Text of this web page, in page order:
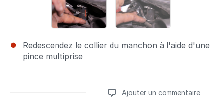
Redescendez le collier du manchon à l'aide d'une
pince multiprise
Ajouter un commentaire